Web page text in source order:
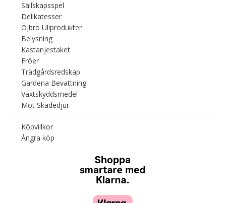
Sällskapsspel
Delikatesser
Öjbro Ullprodukter
Belysning
Kastanjestaket
Fröer
Trädgårdsredskap
Gardena Bevattning
Växtskyddsmedel
Mot Skadedjur
Köpvillkor
Ångra köp